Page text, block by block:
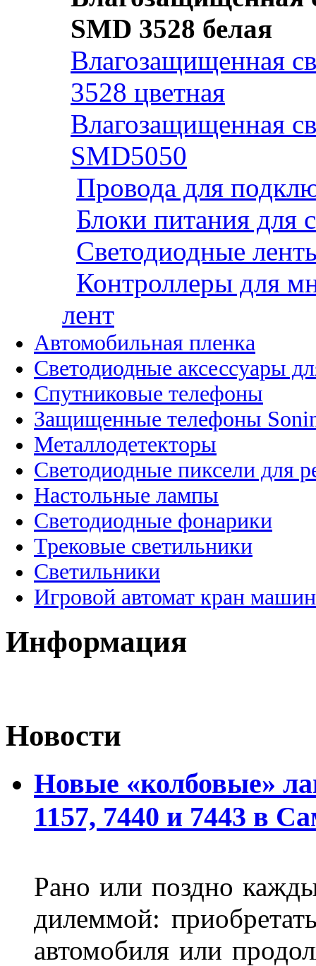
SMD 3528 белая
Влагозащищенная
3528 цветная
Влагозащищенная
SMD5050
Провода для
Блоки питания для
Светодиодные
Контроллеры для
лент
Автомобильная пленка
Светодиодные аксессуары
Спутниковые телефоны
Защищенные телефоны
Металлодетекторы
Светодиодные пиксели для
Настольные лампы
Светодиодные фонарики
Трековые светильники
Светильники
Игровой автомат кран
Информация
Новости
Новые «колбовые»
1157, 7440 и 7443 в
Рано или поздно
дилеммой:
автомобиля или